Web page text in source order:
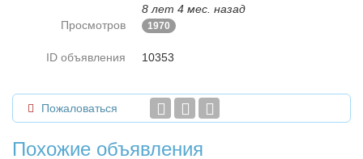
8 лет 4 мес. назад
Просмотров
1970
ID объявления 10353
Пожаловаться
Похожие объявления